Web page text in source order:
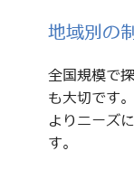
地域別の
全国規模で
も大切です
よりニーズ
す。